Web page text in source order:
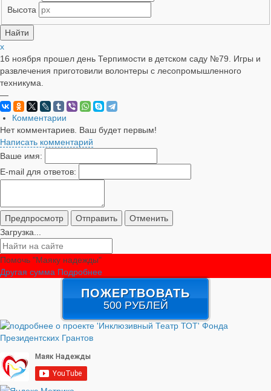
Высота
x
16 ноября прошел день Терпимости в детском саду №79. Игры и
развлечения приготовили волонтеры с лесопромышленного
техникума.
—
Комментарии
Нет комментариев. Ваш будет первым!
Написать комментарий
Ваше имя:
E-mail для ответов:
Загрузка...
Помочь "Маяку надежды"
Другая сумма Подробнее
ПОЖЕРТВОВАТЬ
500 РУБЛЕЙ